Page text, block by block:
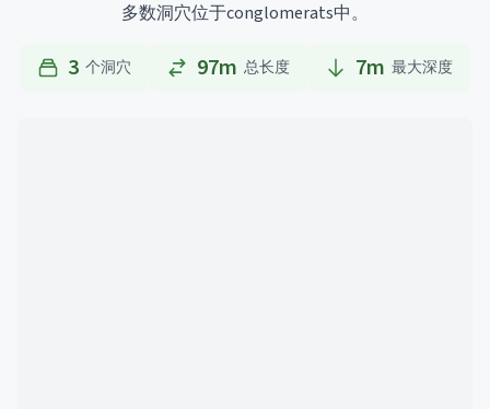
多数洞穴位于conglomerats中。
3 个洞穴 97m 总长度 7m 最大深度